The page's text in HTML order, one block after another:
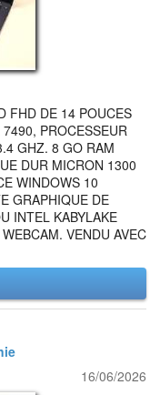
FHD DE 14 POUCES
PROCESSEUR
GHZ. 8 GO RAM
DUR MICRON 1300
WINDOWS 10
GRAPHIQUE DE
INTEL KABYLAKE
VENDU AVEC
16/06/2026